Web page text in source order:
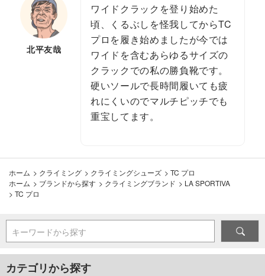
北平友哉
ワイドクラックを登り始めた
頃、くるぶしを怪我してからTC
プロを履き始めましたが今では
ワイドを含むあらゆるサイズの
クラックでの私の勝負靴です。
硬いソールで長時間履いても疲
れにくいのでマルチピッチでも
重宝してます。
ホーム > クライミング > クライミングシューズ > TC プロ
ホーム > ブランドから探す > クライミングブランド > LA SPORTIVA
> TC プロ
キーワードから探す
カテゴリから探す